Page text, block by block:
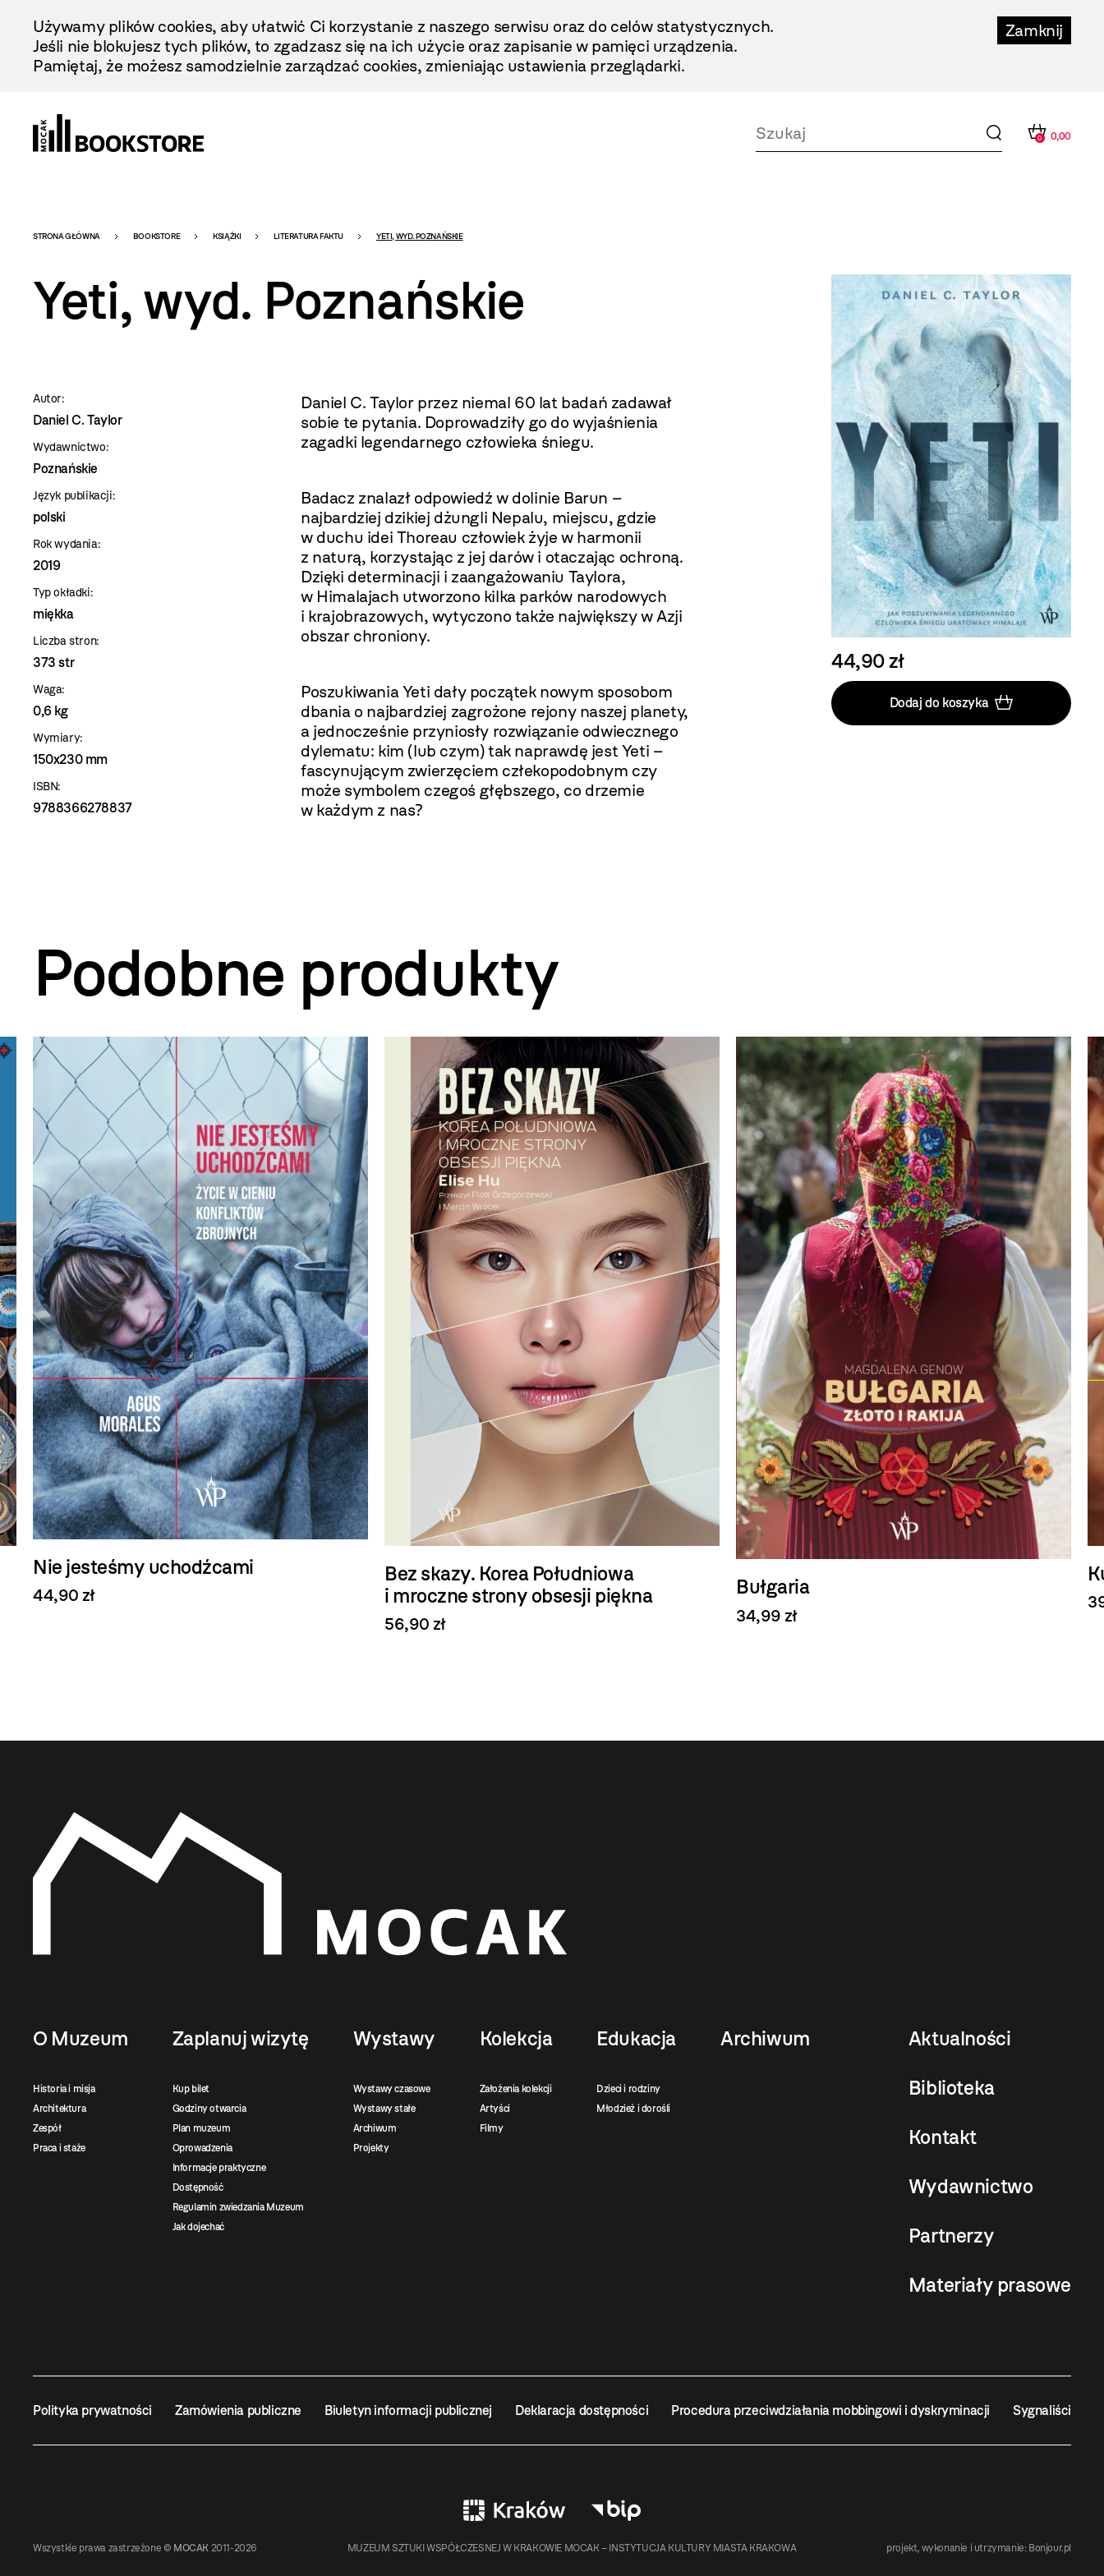
Treści
Zamknij
Używamy plików cookies, aby ułatwić Ci korzystanie z naszego serwisu oraz do celów statystycznych.
Jeśli nie blokujesz tych plików, to zgadzasz się na ich użycie oraz zapisanie w pamięci urządzenia.
Pamiętaj, że możesz samodzielnie zarządzać cookies, zmieniając ustawienia przeglądarki.
0 0,00
Bookstore
-
szablon
szczegóły
STRONA GŁÓWNA BOOKSTORE KSIĄŻKI LITERATURA FAKTU YETI, WYD. POZNAŃSKIE
Yeti, wyd. Poznańskie
Autor:
Daniel C. Taylor
Wydawnictwo:
Poznańskie
Język publikacji:
polski
Rok wydania:
2019
Typ okładki:
miękka
Liczba stron:
373 str
Waga:
0,6 kg
Wymiary:
150x230 mm
ISBN:
9788366278837
Daniel C. Taylor przez niemal 60 lat badań zadawał
sobie te pytania. Doprowadziły go do wyjaśnienia
zagadki legendarnego człowieka śniegu.
Badacz znalazł odpowiedź w dolinie Barun –
najbardziej dzikiej dżungli Nepalu, miejscu, gdzie
w duchu idei Thoreau człowiek żyje w harmonii
z naturą, korzystając z jej darów i otaczając ochroną.
Dzięki determinacji i zaangażowaniu Taylora,
w Himalajach utworzono kilka parków narodowych
i krajobrazowych, wytyczono także największy w Azji
obszar chroniony.
Poszukiwania Yeti dały początek nowym sposobom
dbania o najbardziej zagrożone rejony naszej planety,
a jednocześnie przyniosły rozwiązanie odwiecznego
dylematu: kim (lub czym) tak naprawdę jest Yeti –
fascynującym zwierzęciem człekopodobnym czy
może symbolem czegoś głębszego, co drzemie
w każdym z nas?
44,90 zł
Dodaj do koszyka
Podobne produkty
Nie jesteśmy uchodźcami
44,90 zł
Bez skazy. Korea Południowa
i mroczne strony obsesji piękna
56,90 zł
Bułgaria
34,99 zł
O Muzeum
Historia i misja
Architektura
Zespół
Praca i staże
Zaplanuj wizytę
Kup bilet
Godziny otwarcia
Plan muzeum
Oprowadzenia
Informacje praktyczne
Dostępność
Regulamin zwiedzania Muzeum
Jak dojechać
Wystawy
Wystawy czasowe
Wystawy stałe
Archiwum
Projekty
Kolekcja
Założenia kolekcji
Artyści
Filmy
Edukacja
Dzieci i rodziny
Młodzież i dorośli
Archiwum Aktualności
Biblioteka
Kontakt
Wydawnictwo
Partnerzy
Materiały prasowe
Polityka prywatności Zamówienia publiczne Biuletyn informacji publicznej Deklaracja dostępności Procedura przeciwdziałania mobbingowi i dyskryminacji Sygnaliści
Wszystkie prawa zastrzeżone © MOCAK 2011-2026 MUZEUM SZTUKI WSPÓŁCZESNEJ W KRAKOWIE MOCAK – INSTYTUCJA KULTURY MIASTA KRAKOWA projekt, wykonanie i utrzymanie: Bonjour.pl